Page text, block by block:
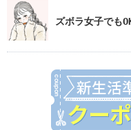
ズボラ女子でも